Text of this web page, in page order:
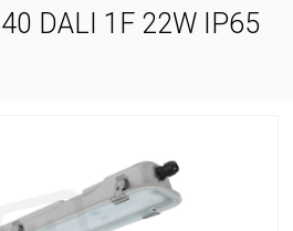
DALI 1F 22W IP65